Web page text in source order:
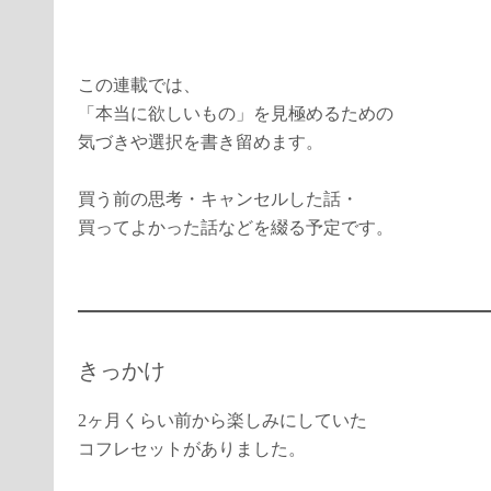
この連載では、
「本当に欲しいもの」を見極めるための
気づきや選択を書き留めます。
買う前の思考・キャンセルした話・
買ってよかった話などを綴る予定です。
きっかけ
2ヶ月くらい前から楽しみにしていた
コフレセットがありました。